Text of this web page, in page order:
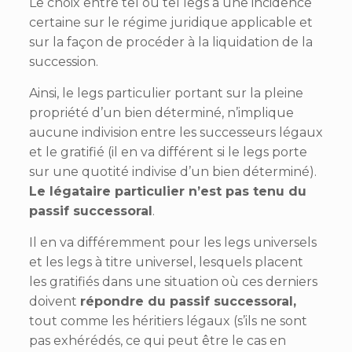
Le choix entre tel ou tel legs a une incidence
certaine sur le régime juridique applicable et
sur la façon de procéder à la liquidation de la
succession.
Ainsi, le legs particulier portant sur la pleine
propriété d’un bien déterminé, n’implique
aucune indivision entre les successeurs légaux
et le gratifié (il en va différent si le legs porte
sur une quotité indivise d’un bien déterminé).
Le légataire particulier n’est pas tenu du
passif successoral .
Il en va différemment pour les legs universels
et les legs à titre universel, lesquels placent
les gratifiés dans une situation où ces derniers
doivent répondre du passif successoral,
tout comme les héritiers légaux (s’ils ne sont
pas exhérédés, ce qui peut être le cas en